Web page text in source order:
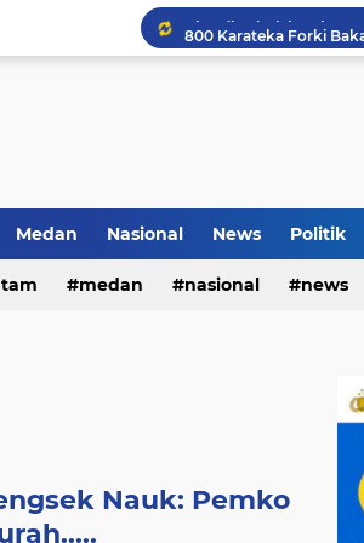
Terkait Dugaan
Rico di Sekolah Rakyat
Medan Nasional News Politik
medan nasional news
Nauk: Pemko